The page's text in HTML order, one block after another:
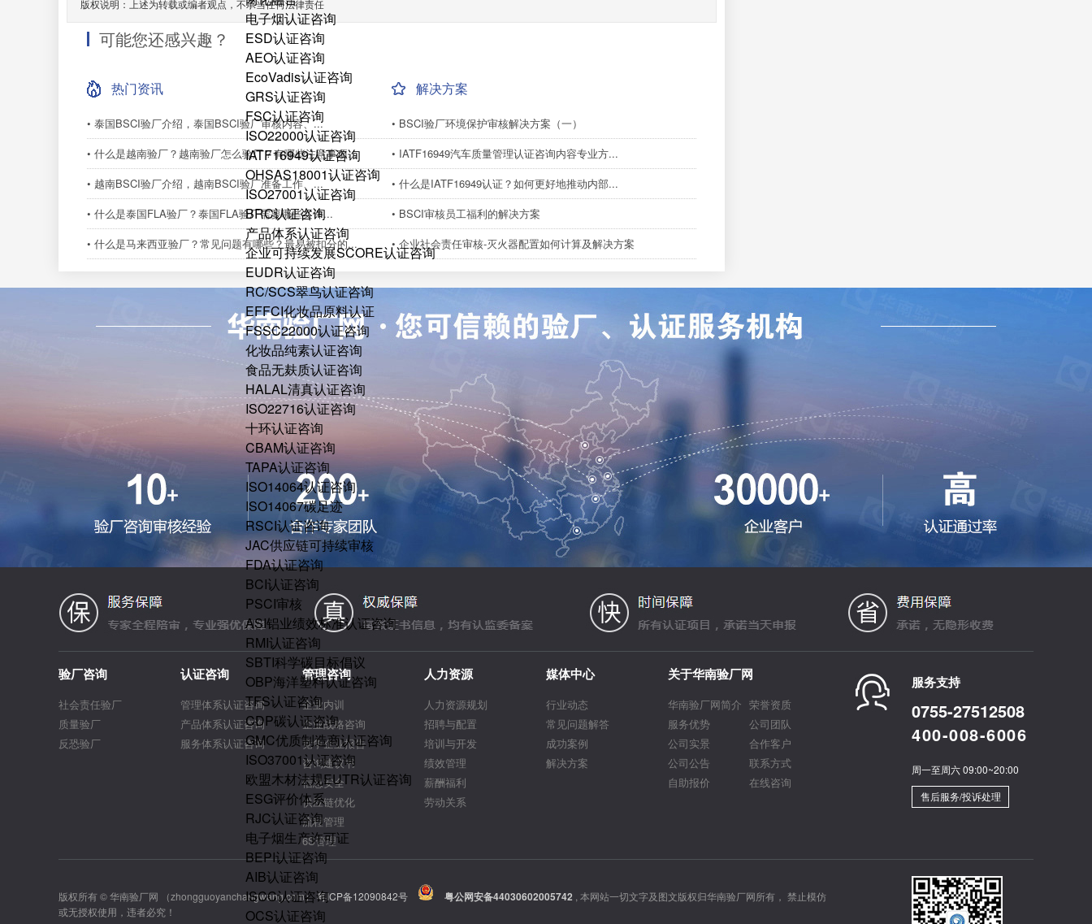
电子烟认证咨询
ESD认证咨询
AEO认证咨询
EcoVadis认证咨询
GRS认证咨询
FSC认证咨询
ISO22000认证咨询
IATF16949认证咨询
OHSAS18001认证咨询
ISO27001认证咨询
BRC认证咨询
产品体系认证咨询
企业可持续发展SCORE认证咨询
EUDR认证咨询
RC/SCS翠鸟认证咨询
EFFCI化妆品原料认证
FSSC22000认证咨询
化妆品纯素认证咨询
食品无麸质认证咨询
HALAL清真认证咨询
ISO22716认证咨询
十环认证咨询
CBAM认证咨询
TAPA认证咨询
ISO14064认证咨询
ISO14067碳足迹
RSCI认证咨询
JAC供应链可持续审核
FDA认证咨询
BCI认证咨询
PSCI审核
ASI铝业绩效标准认证咨询
RMI认证咨询
SBTI科学碳目标倡议
OBP海洋塑料认证咨询
TFS认证咨询
CDP碳认证咨询
GMC优质制造商认证咨询
ISO37001认证咨询
欧盟木材法规EUTR认证咨询
ESG评价体系
RJC认证咨询
电子烟生产许可证
BEPI认证咨询
AIB认证咨询
ISCC认证咨询
OCS认证咨询
版权说明：上述为转载或编者观点，不承当任何法律责任
可能您还感兴趣？
热门资讯
• 泰国BSCI验厂介绍，泰国BSCI验厂审核内容、...
• 什么是越南验厂？越南验厂怎么验厂？有哪些注意事项...
• 越南BSCI验厂介绍，越南BSCI验厂准备工作、...
• 什么是泰国FLA验厂？泰国FLA验厂需要哪些文件...
• 什么是马来西亚验厂？常见问题有哪些？最易被扣分的...
解决方案
• BSCI验厂环境保护审核解决方案（一）
• IATF16949汽车质量管理认证咨询内容专业方...
• 什么是IATF16949认证？如何更好地推动内部...
• BSCI审核员工福利的解决方案
• 企业社会责任审核-灭火器配置如何计算及解决方案
验厂咨询
社会责任验厂
质量验厂
反恐验厂
认证咨询
管理体系认证咨询
产品体系认证咨询
服务体系认证咨询
管理咨询
企业内训
企业战略咨询
竞争企业报告
咨询建议书
信息安全
供应链优化
流程管理
6S管理
人力资源
人力资源规划
招聘与配置
培训与开发
绩效管理
薪酬福利
劳动关系
媒体中心
行业动态
常见问题解答
成功案例
解决方案
关于华南验厂网
华南验厂网简介 荣誉资质
服务优势
公司团队
公司实景
合作客户
公司公告
联系方式
自助报价
在线咨询
服务支持
0755-27512508
400-008-6006
周一至周六 09:00~20:00
售后服务/投诉处理
版权所有 © 华南验厂网 （zhongguoyanchangwang.com）粤ICP备12090842号 粤公网安备44030602005742 , 本网站一切文字及图文版权归华南验厂网所有， 禁止模仿
或无授权使用，违者必究！